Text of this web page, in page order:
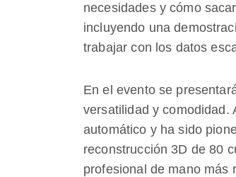
necesidades y cómo
incluyendo una
trabajar con los datos
En el evento se
versatilidad y comodidad.
automático y ha sido
reconstrucción 3D de 80
profesional de mano más